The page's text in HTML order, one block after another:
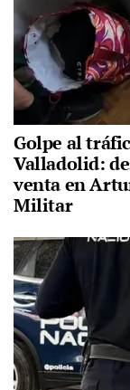
Golpe al
Valladolid:
venta en
Militar